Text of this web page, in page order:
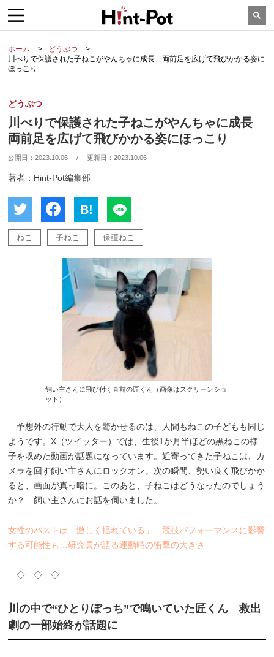
ホーム
どうぶつ
川べりで保護された子ねこがやんちゃに成長 両前足を広げて飛びかかる姿に
ほっこり
どうぶつ
川べりで保護された子ねこがやんちゃに成長
両前足を広げて飛びかかる姿にほっこり
公開日：2023.10.06 / 更新日：2023.10.06
著者：Hint-Pot編集部
B!
ねこ 子ねこ 保護ねこ
飼い主さんに飛び付く直前の匠くん（画像はスクリーンショ
ット）
予想外の行動で大人を驚かせるのは、人間もねこの子どもも同じ
ようです。X（ツイッター）では、生後1か月半ほどの黒ねこの様
子を収めた動画が話題になっています。近寄ってきた子ねこは、カ
メラを回す飼い主さんにロックオン。次の瞬間、勢い良く飛びかか
ると、画面が真っ暗に。このあと、子ねこはどうなったのでしょう
か？ 飼い主さんにお話を伺いました。
女性のバストは「激しく揺れている」 競技パフォーマンスに影響
する可能性も…研究員が語る運動時の衝撃の大きさ
◇ ◇ ◇
川の中で“ひとりぼっち”で鳴いていた匠くん 救出
劇の一部始終が話題に